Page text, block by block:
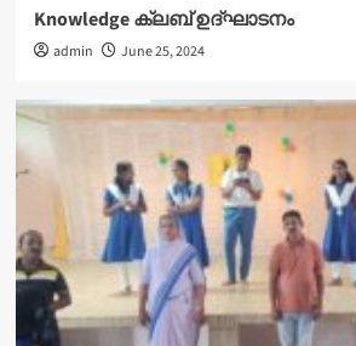
Knowledge ക്ലബ് ഉദ്‌ഘാടനം
admin June 25, 2024